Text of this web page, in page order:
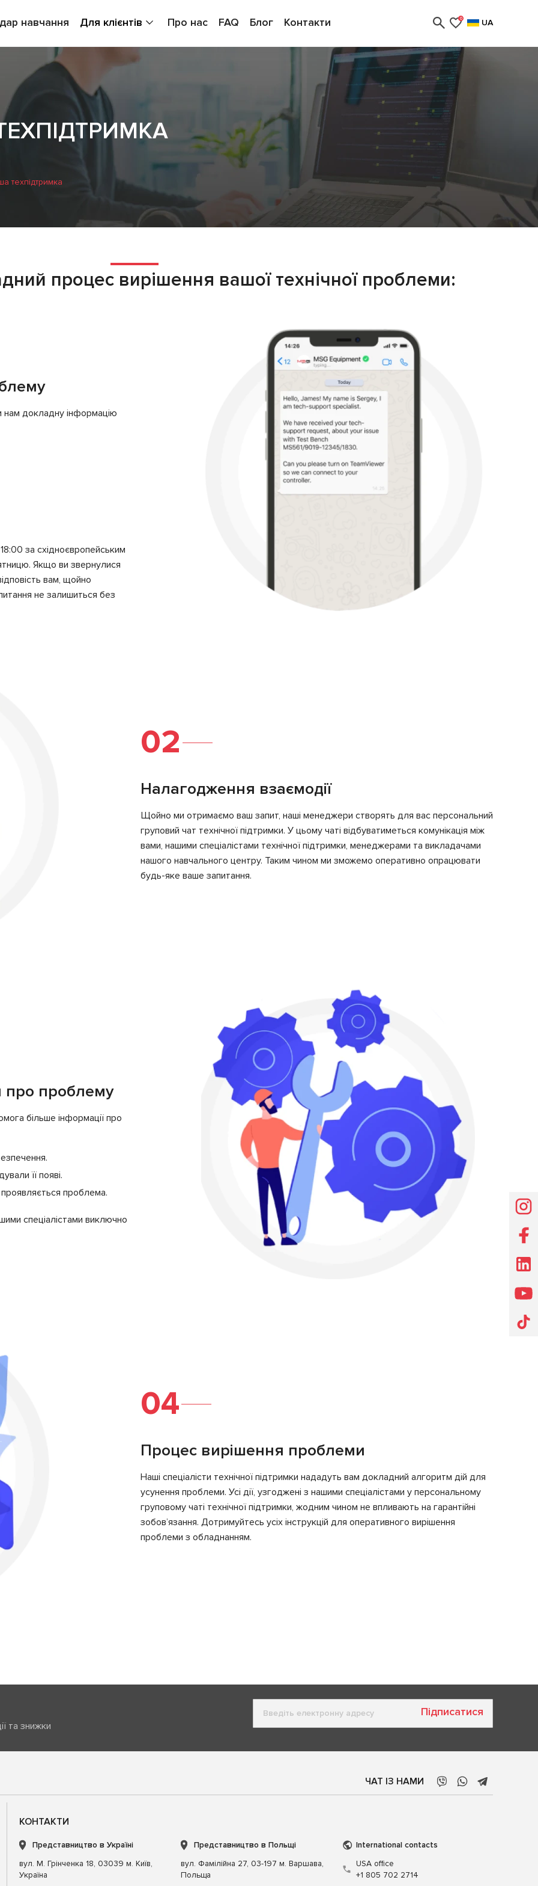
навчання Для клієнтів Про нас FAQ Блог Контакти 0 UA
техпідтримка
процес вирішення вашої технічної проблеми:
нам докладну інформацію
за східноєвропейським
Якщо ви звернулися
вам, щойно
не залишиться без
02
Налагодження взаємодії
Щойно ми отримаємо ваш запит, наші менеджери створять для вас персональний
груповий чат технічної підтримки. У цьому чаті відбуватиметься комунікація між
вами, нашими спеціалістами технічної підтримки, менеджерами та викладачами
нашого навчального центру. Таким чином ми зможемо оперативно опрацювати
будь-яке ваше запитання.
про проблему
більше інформації про
її появі.
проблема.
спеціалістами виключно
04
Процес вирішення проблеми
Наші спеціалісти технічної підтримки нададуть вам докладний алгоритм дій для
усунення проблеми. Усі дії, узгоджені з нашими спеціалістами у персональному
груповому чаті технічної підтримки, жодним чином не впливають на гарантійні
зобов’язання. Дотримуйтесь усіх інструкцій для оперативного вирішення
проблеми з обладнанням.
та знижки
Підписатися
ЧАТ ІЗ НАМИ
КОНТАКТИ
Представництво в Україні
вул. М. Грінченка 18, 03039 м. Київ,
Україна
Представництво в Польщі
вул. Фамілійна 27, 03-197 м. Варшава,
Польща
International contacts
USA office
+1 805 702 2714